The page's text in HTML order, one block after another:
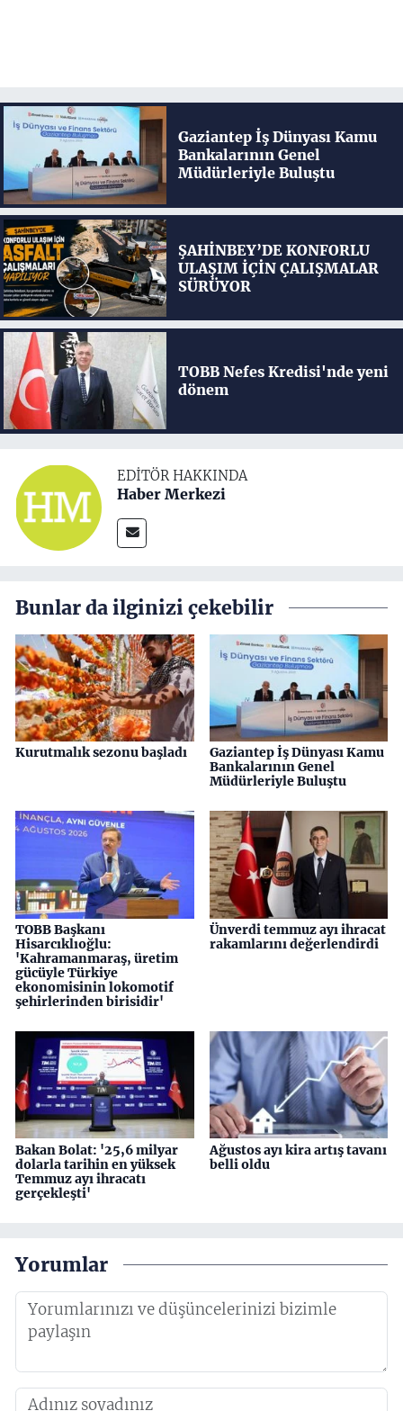
Gaziantep İş Dünyası Kamu
Bankalarının Genel
Müdürleriyle Buluştu
ŞAHİNBEY’DE KONFORLU
ULAŞIM İÇİN ÇALIŞMALAR
SÜRÜYOR
TOBB Nefes Kredisi'nde yeni
dönem
EDITÖR HAKKINDA
Haber Merkezi
Bunlar da ilginizi çekebilir
Kurutmalık sezonu başladı
Gaziantep İş Dünyası Kamu
Bankalarının Genel
Müdürleriyle Buluştu
TOBB Başkanı
Hisarcıklıoğlu:
'Kahramanmaraş, üretim
gücüyle Türkiye
ekonomisinin lokomotif
şehirlerinden birisidir'
Ünverdi temmuz ayı ihracat
rakamlarını değerlendirdi
Bakan Bolat: '25,6 milyar
dolarla tarihin en yüksek
Temmuz ayı ihracatı
gerçekleşti'
Ağustos ayı kira artış tavanı
belli oldu
Yorumlar